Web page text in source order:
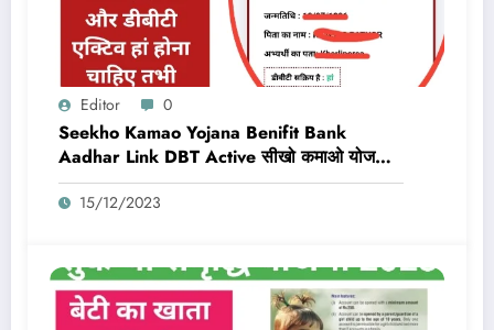
Editor 0
Seekho Kamao Yojana Benifit Bank
Aadhar Link DBT Active सीखो कमाओ योजना
का लाभ तभी मिलेगा 10,000 Rs जब बैंक डीबीटी
एक्टिव और आधार लिंक होगा
15/12/2023